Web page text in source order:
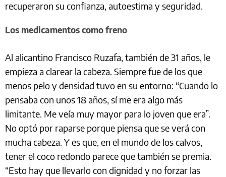
recuperaron su confianza, autoestima y seguridad.
Los medicamentos como freno
Al alicantino Francisco Ruzafa, también de 31 años, le
empieza a clarear la cabeza. Siempre fue de los que
menos pelo y densidad tuvo en su entorno: “Cuando lo
pensaba con unos 18 años, sí me era algo más
limitante. Me veía muy mayor para lo joven que era”.
No optó por raparse porque piensa que se verá con
mucha cabeza. Y es que, en el mundo de los calvos,
tener el coco redondo parece que también se premia.
“Esto hay que llevarlo con dignidad y no forzar las